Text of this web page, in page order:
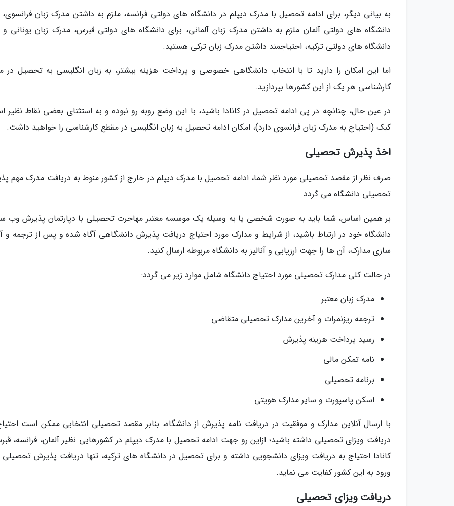
به بیانی دیگر، برای ادامه تحصیل با مدرک دیپلم در دانشگاه های دولتی فرانسه، ملزم به داشتن مدرک زبان فرانسوی،
دانشگاه های دولتی آلمان ملزم به داشتن مدرک زبان آلمانی، برای دانشگاه های دولتی قبرس، مدرک زبان یونانی و
دانشگاه های دولتی ترکیه، احتیاجمند داشتن مدرک زبان ترکی هستید.
اما این امکان را دارید تا با انتخاب دانشگاهی خصوصی و پرداخت هزینه بیشتر، به زبان انگلیسی به تحصیل در
کارشناسی هر یک از این کشورها بپردازید.
در عین حال، چنانچه در پی ادامه تحصیل در کانادا باشید، با این وضع روبه رو نبوده و به استثنای بعضی نقاط نظیر
کبک (احتیاج به مدرک زبان فرانسوی دارد)، امکان ادامه تحصیل به زبان انگلیسی در مقطع کارشناسی را خواهید داشت.
اخذ پذیرش تحصیلی
صرف نظر از مقصد تحصیلی مورد نظر شما، ادامه تحصیل با مدرک دیپلم در خارج از کشور منوط به دریافت مدرک مهم
تحصیلی دانشگاه می گردد.
بر همین اساس، شما باید به صورت شخصی یا به وسیله یک موسسه معتبر مهاجرت تحصیلی با دپارتمان پذیرش وب
دانشگاه خود در ارتباط باشید، از شرایط و مدارک مورد احتیاج دریافت پذیرش دانشگاهی آگاه شده و پس از ترجمه و
سازی مدارک، آن ها را جهت ارزیابی و آنالیز به دانشگاه مربوطه ارسال کنید.
در حالت کلی مدارک تحصیلی مورد احتیاج دانشگاه شامل موارد زیر می گردد:
مدرک زبان معتبر
ترجمه ریزنمرات و آخرین مدارک تحصیلی متقاضی
رسید پرداخت هزینه پذیرش
نامه تمکن مالی
برنامه تحصیلی
اسکن پاسپورت و سایر مدارک هویتی
با ارسال آنلاین مدارک و موفقیت در دریافت نامه پذیرش از دانشگاه، بنابر مقصد تحصیلی انتخابی ممکن است
دریافت ویزای تحصیلی داشته باشید؛ ازاین رو جهت ادامه تحصیل با مدرک دیپلم در کشورهایی نظیر آلمان، فرانسه،
کانادا احتیاج به دریافت ویزای دانشجویی داشته و برای تحصیل در دانشگاه های ترکیه، تنها دریافت پذیرش تحصیلی
ورود به این کشور کفایت می نماید.
دریافت ویزای تحصیلی